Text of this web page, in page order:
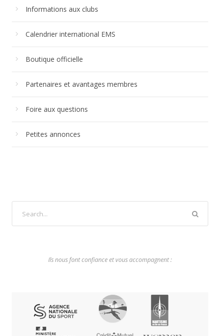
Informations aux clubs
Calendrier international EMS
Boutique officielle
Partenaires et avantages membres
Foire aux questions
Petites annonces
Ils nous font confiance et vous accompagnent :